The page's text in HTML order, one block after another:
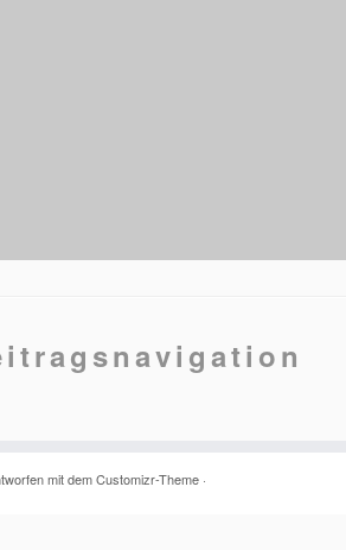
mit demCustomizr-Theme·